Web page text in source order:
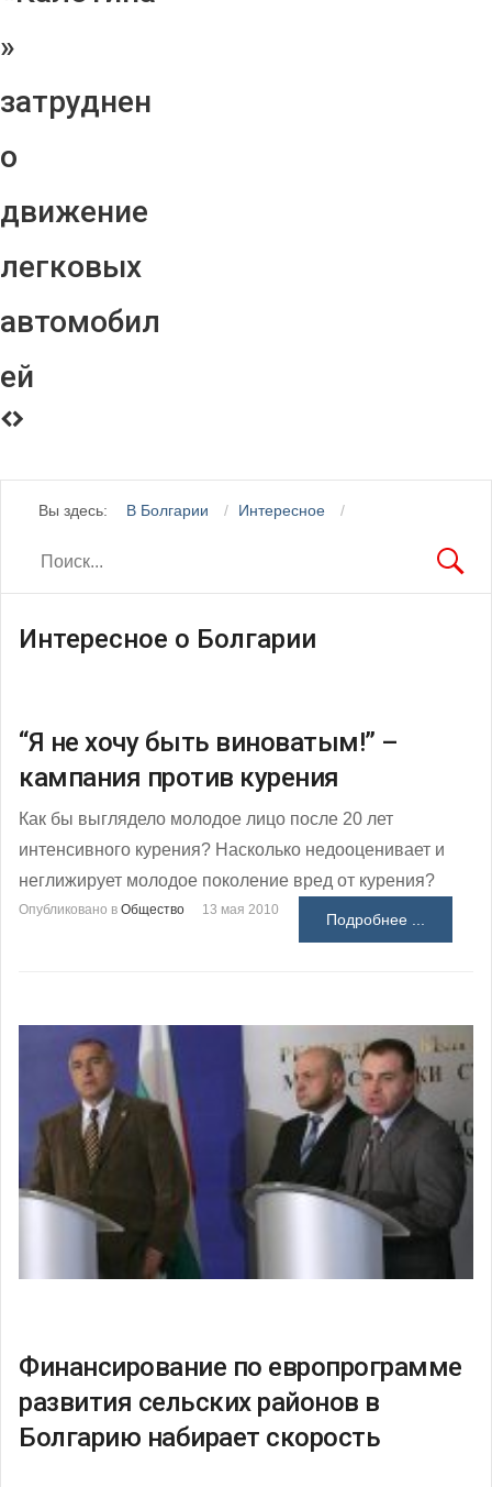
»
затруднен
о
движение
легковых
автомобил
ей
Вы здесь: В Болгарии Интересное
Интересное о Болгарии
“Я не хочу быть виноватым!” –
кампания против курения
Как бы выглядело молодое лицо после 20 лет
интенсивного курения? Насколько недооценивает и
неглижирует молодое поколение вред от курения?
Опубликовано в Общество 13 мая 2010
Подробнее ...
Финансирование по европрограмме
развития сельских районов в
Болгарию набирает скорость